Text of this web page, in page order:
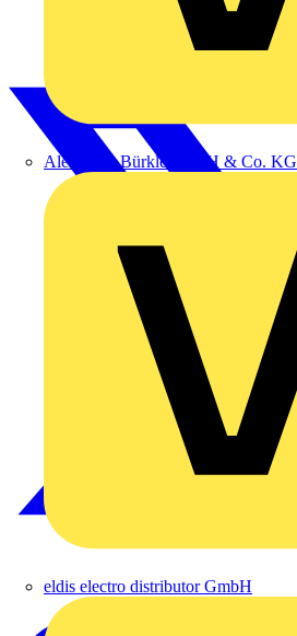
Alexander Bürkle GmbH & Co. KG
eldis electro distributor GmbH